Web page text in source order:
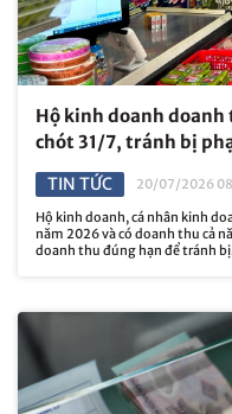
Hộ kinh doanh doanh
chót 31/7, tránh bị
TIN TỨC
20/07/2026
Hộ kinh doanh, cá nhân kinh
năm 2026 và có doanh thu cả
doanh thu đúng hạn để tránh